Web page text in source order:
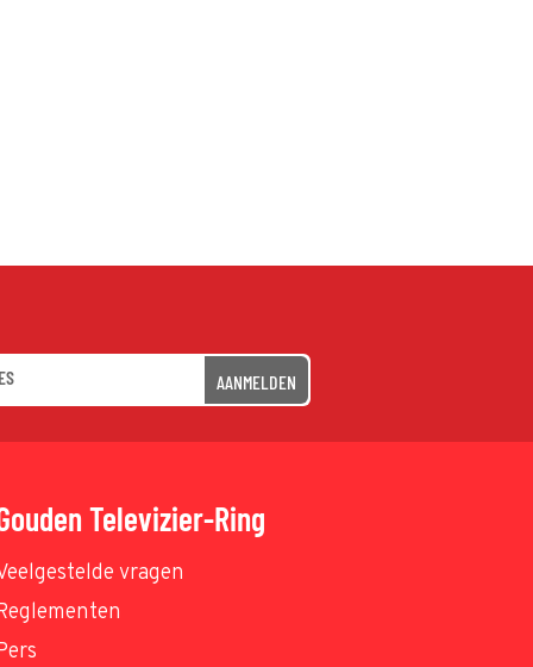
AANMELDEN
Televizier-Ring
vragen